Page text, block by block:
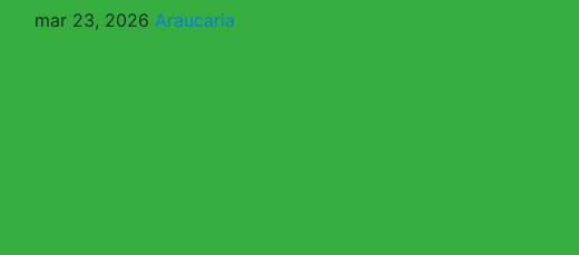
mar 23, 2026 Araucaria